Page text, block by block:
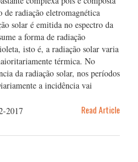
de radiação eletromagnética
solar é emitida no espectro da
a forma de radiação
isto é, a radiação solar varia
térmica. No
da radiação solar, nos períodos
a incidência vai
2017 Read Article